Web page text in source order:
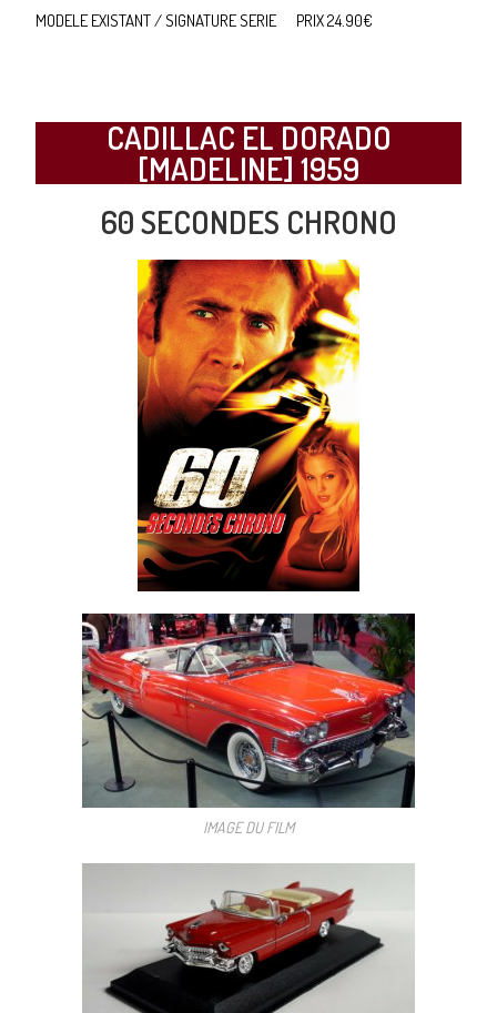
MODELE EXISTANT / SIGNATURE SERIE PRIX 24.90€
CADILLAC EL DORADO
[MADELINE] 1959
60 SECONDES CHRONO
IMAGE DU FILM